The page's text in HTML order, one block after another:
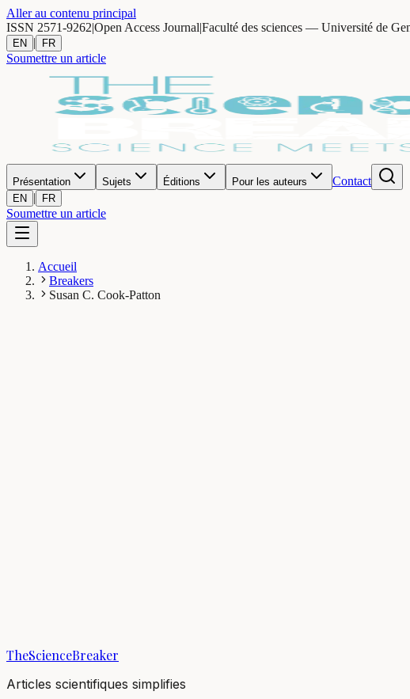
Aller au contenu principal
ISSN 2571-9262|Open Access Journal|Faculté des sciences — Université de
EN | FR
Soumettre un article
Présentation Sujets Éditions Pour les auteurs Contact
EN | FR
Soumettre un article
Accueil
Breakers
Susan C. Cook-Patton
TheScienceBreaker
Articles scientifiques simplifies